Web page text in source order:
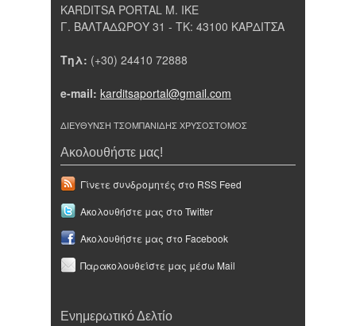
KARDITSA PORTAL Μ. ΙΚΕ
Γ. ΒΑΛΤΑΔΩΡΟΥ 31 - ΤΚ: 43100 ΚΑΡΔΙΤΣΑ
Τηλ: (+30) 24410 72888
e-mail: karditsaportal@gmail.com
ΔΙΕΥΘΥΝΣΗ ΤΣΟΜΠΑΝΙΔΗΣ ΧΡΥΣΟΣΤΟΜΟΣ
Ακολουθήστε μας!
Γίνετε συνδρομητές στο RSS Feed
Ακολουθήστε μας στο Twitter
Ακολουθήστε μας στο Facebook
Παρακολουθείστε μας μέσω Mail
Ενημερωτικό Δελτίο